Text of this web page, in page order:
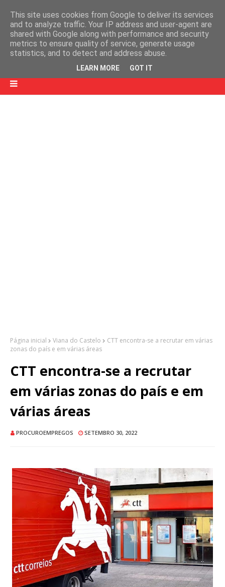
Página inicial Viana do Castelo
CTT encontra-se a recrutar em várias
zonas do país e em várias áreas
CTT encontra-se a recrutar
em várias zonas do país e em
várias áreas
PROCUROEMPREGOS SETEMBRO 30, 2022
This site uses cookies from Google to deliver its services
and to analyze traffic. Your IP address and user-agent are
shared with Google along with performance and security
metrics to ensure quality of service, generate usage
statistics, and to detect and address abuse.
LEARN MORE GOT IT